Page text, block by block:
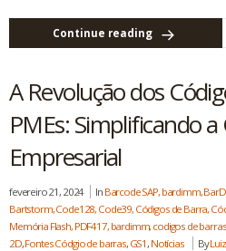
Continue reading
A Revolução dos
PMEs: Simplificando a
Empresarial
fevereiro 21, 2024 In Barcode SAP, bardimm,
Bartstorm, Code128, Code39, Códigos de Barra,
Memória Flash, PDF417, bardimm, codigos de barras
2D,Fontes Códgio de barras, GS1 , Notícias By